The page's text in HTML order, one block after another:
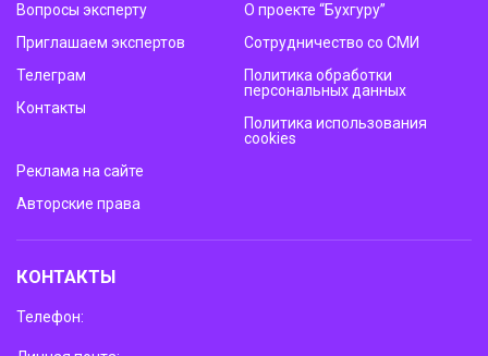
Вопросы эксперту
Приглашаем экспертов
Телеграм
Контакты
О проекте “Бухгуру”
Сотрудничество со СМИ
Политика обработки
персональных данных
Политика использования
cookies
Реклама на сайте
Авторские права
КОНТАКТЫ
Телефон: